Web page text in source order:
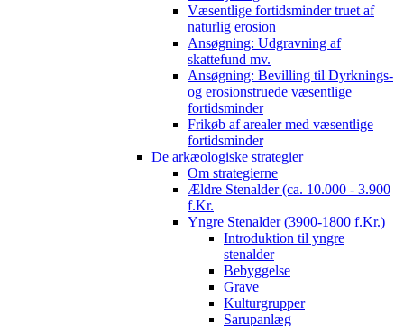
Væsentlige fortidsminder truet af
naturlig erosion
Ansøgning: Udgravning af
skattefund mv.
Ansøgning: Bevilling til Dyrknings-
og erosionstruede væsentlige
fortidsminder
Frikøb af arealer med væsentlige
fortidsminder
De arkæologiske strategier
Om strategierne
Ældre Stenalder (ca. 10.000 - 3.900
f.Kr.
Yngre Stenalder (3900-1800 f.Kr.)
Introduktion til yngre
stenalder
Bebyggelse
Grave
Kulturgrupper
Sarupanlæg